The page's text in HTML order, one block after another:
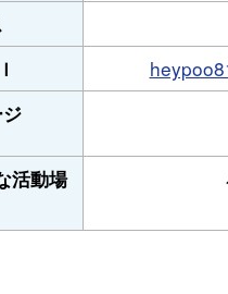
活動場